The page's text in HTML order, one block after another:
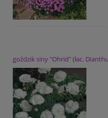
goździk siny "Ohrid" (łac.